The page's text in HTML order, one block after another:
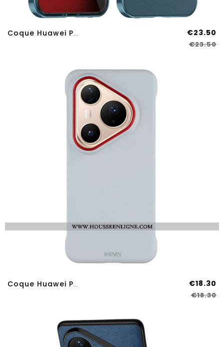
Coque Huawei Pura 80 Design Cuir Et Verre Trempé Pour Écran €23.50
€23.50
Coque Huawei Pura 80 Design Sans Bordure X-LEVEL €18.30
€18.30